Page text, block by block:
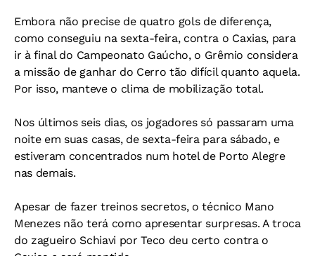
Embora não precise de quatro gols de diferença,
como conseguiu na sexta-feira, contra o Caxias, para
ir à final do Campeonato Gaúcho, o Grêmio considera
a missão de ganhar do Cerro tão difícil quanto aquela.
Por isso, manteve o clima de mobilização total.
Nos últimos seis dias, os jogadores só passaram uma
noite em suas casas, de sexta-feira para sábado, e
estiveram concentrados num hotel de Porto Alegre
nas demais.
Apesar de fazer treinos secretos, o técnico Mano
Menezes não terá como apresentar surpresas. A troca
do zagueiro Schiavi por Teco deu certo contra o